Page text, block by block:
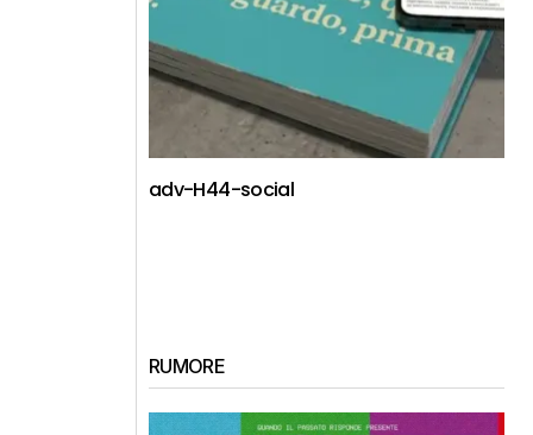
adv-H44-social
RUMORE